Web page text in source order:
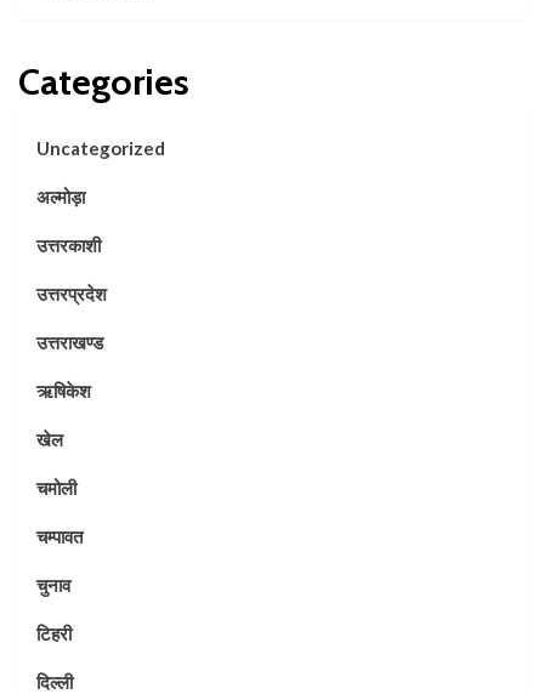
Categories
Uncategorized
अल्मोड़ा
उत्तरकाशी
उत्तरप्रदेश
उत्तराखण्ड
ऋषिकेश
खेल
चमोली
चम्पावत
चुनाव
टिहरी
दिल्ली